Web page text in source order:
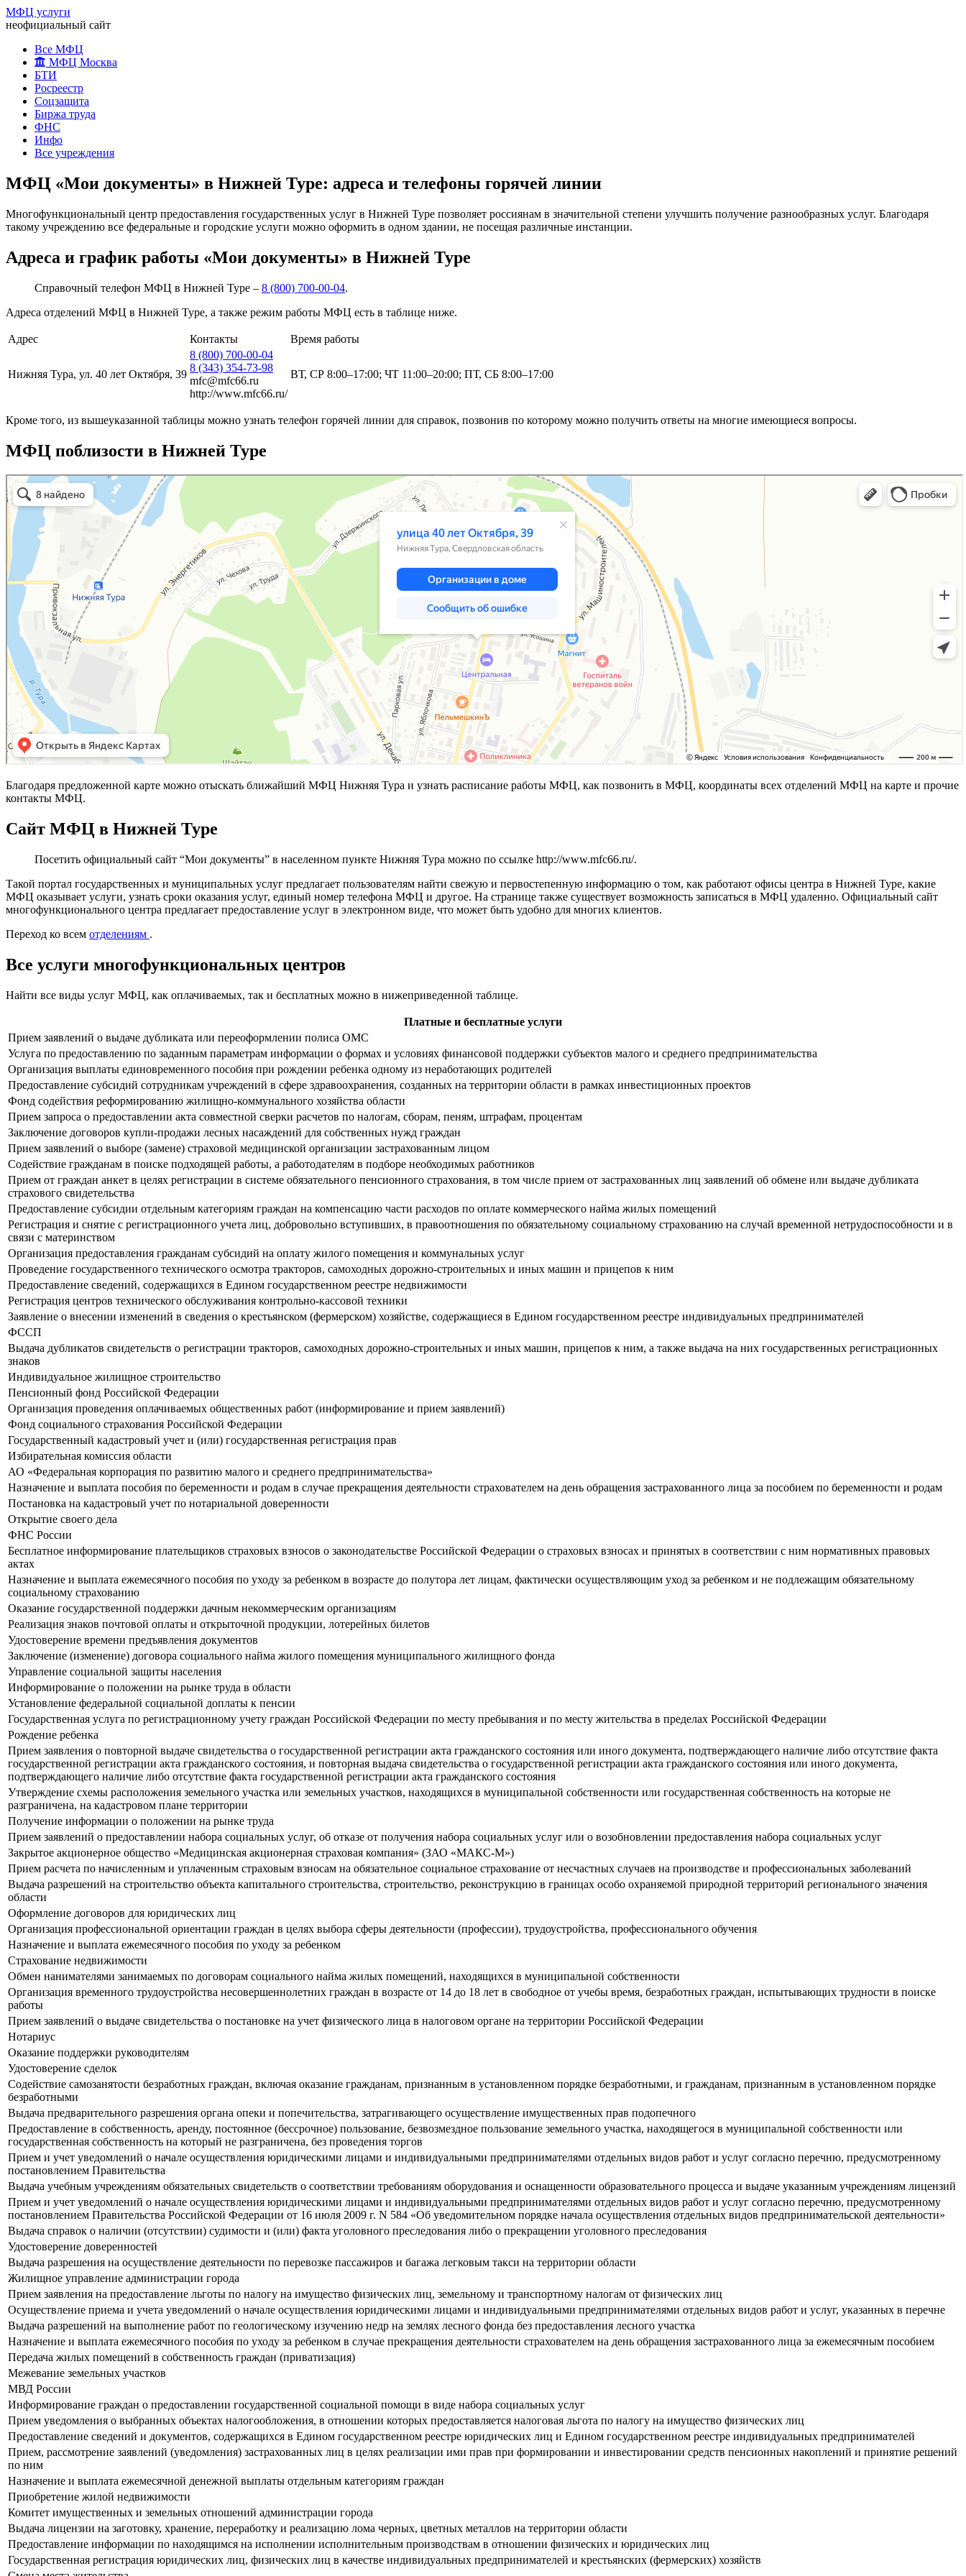
МФЦ услуги
неофициальный сайт
Все МФЦ
МФЦ Москва
БТИ
Росреестр
Соцзащита
Биржа труда
ФНС
Инфо
Все учреждения
МФЦ «Мои документы» в Нижней Туре: адреса и телефоны горячей линии
Многофункциональный центр предоставления государственных услуг в Нижней Туре позволяет россиянам в значительной степени улучшить получение разнообразных услуг. Благодаря
такому учреждению все федеральные и городские услуги можно оформить в одном здании, не посещая различные инстанции.
Адреса и график работы «Мои документы» в Нижней Туре
Справочный телефон МФЦ в Нижней Туре – 8 (800) 700-00-04.
Адреса отделений МФЦ в Нижней Туре, а также режим работы МФЦ есть в таблице ниже.
Адрес Контакты Время работы
Нижняя Тура, ул. 40 лет Октября, 39
8 (800) 700-00-04
8 (343) 354-73-98
mfc@mfc66.ru
http://www.mfc66.ru/
ВТ, СР 8:00–17:00; ЧТ 11:00–20:00; ПТ, СБ 8:00–17:00
Кроме того, из вышеуказанной таблицы можно узнать телефон горячей линии для справок, позвонив по которому можно получить ответы на многие имеющиеся вопросы.
МФЦ поблизости в Нижней Туре
Благодаря предложенной карте можно отыскать ближайший МФЦ Нижняя Тура и узнать расписание работы МФЦ, как позвонить в МФЦ, координаты всех отделений МФЦ на карте и прочие
контакты МФЦ.
Сайт МФЦ в Нижней Туре
Посетить официальный сайт “Мои документы” в населенном пункте Нижняя Тура можно по ссылке http://www.mfc66.ru/.
Такой портал государственных и муниципальных услуг предлагает пользователям найти свежую и первостепенную информацию о том, как работают офисы центра в Нижней Туре, какие
МФЦ оказывает услуги, узнать сроки оказания услуг, единый номер телефона МФЦ и другое. На странице также существует возможность записаться в МФЦ удаленно. Официальный сайт
многофункционального центра предлагает предоставление услуг в электронном виде, что может быть удобно для многих клиентов.
Переход ко всем отделениям .
Все услуги многофункциональных центров
Найти все виды услуг МФЦ, как оплачиваемых, так и бесплатных можно в нижеприведенной таблице.
Платные и бесплатные услуги
Прием заявлений о выдаче дубликата или переоформлении полиса ОМС
Услуга по предоставлению по заданным параметрам информации о формах и условиях финансовой поддержки субъектов малого и среднего предпринимательства
Организация выплаты единовременного пособия при рождении ребенка одному из неработающих родителей
Предоставление субсидий сотрудникам учреждений в сфере здравоохранения, созданных на территории области в рамках инвестиционных проектов
Фонд содействия реформированию жилищно-коммунального хозяйства области
Прием запроса о предоставлении акта совместной сверки расчетов по налогам, сборам, пеням, штрафам, процентам
Заключение договоров купли-продажи лесных насаждений для собственных нужд граждан
Прием заявлений о выборе (замене) страховой медицинской организации застрахованным лицом
Содействие гражданам в поиске подходящей работы, а работодателям в подборе необходимых работников
Прием от граждан анкет в целях регистрации в системе обязательного пенсионного страхования, в том числе прием от застрахованных лиц заявлений об обмене или выдаче дубликата
страхового свидетельства
Предоставление субсидии отдельным категориям граждан на компенсацию части расходов по оплате коммерческого найма жилых помещений
Регистрация и снятие с регистрационного учета лиц, добровольно вступивших, в правоотношения по обязательному социальному страхованию на случай временной нетрудоспособности и в
связи с материнством
Организация предоставления гражданам субсидий на оплату жилого помещения и коммунальных услуг
Проведение государственного технического осмотра тракторов, самоходных дорожно-строительных и иных машин и прицепов к ним
Предоставление сведений, содержащихся в Едином государственном реестре недвижимости
Регистрация центров технического обслуживания контрольно-кассовой техники
Заявление о внесении изменений в сведения о крестьянском (фермерском) хозяйстве, содержащиеся в Едином государственном реестре индивидуальных предпринимателей
ФССП
Выдача дубликатов свидетельств о регистрации тракторов, самоходных дорожно-строительных и иных машин, прицепов к ним, а также выдача на них государственных регистрационных
знаков
Индивидуальное жилищное строительство
Пенсионный фонд Российской Федерации
Организация проведения оплачиваемых общественных работ (информирование и прием заявлений)
Фонд социального страхования Российской Федерации
Государственный кадастровый учет и (или) государственная регистрация прав
Избирательная комиссия области
АО «Федеральная корпорация по развитию малого и среднего предпринимательства»
Назначение и выплата пособия по беременности и родам в случае прекращения деятельности страхователем на день обращения застрахованного лица за пособием по беременности и родам
Постановка на кадастровый учет по нотариальной доверенности
Открытие своего дела
ФНС России
Бесплатное информирование плательщиков страховых взносов о законодательстве Российской Федерации о страховых взносах и принятых в соответствии с ним нормативных правовых
актах
Назначение и выплата ежемесячного пособия по уходу за ребенком в возрасте до полутора лет лицам, фактически осуществляющим уход за ребенком и не подлежащим обязательному
социальному страхованию
Оказание государственной поддержки дачным некоммерческим организациям
Реализация знаков почтовой оплаты и открыточной продукции, лотерейных билетов
Удостоверение времени предъявления документов
Заключение (изменение) договора социального найма жилого помещения муниципального жилищного фонда
Управление социальной защиты населения
Информирование о положении на рынке труда в области
Установление федеральной социальной доплаты к пенсии
Государственная услуга по регистрационному учету граждан Российской Федерации по месту пребывания и по месту жительства в пределах Российской Федерации
Рождение ребенка
Прием заявления о повторной выдаче свидетельства о государственной регистрации акта гражданского состояния или иного документа, подтверждающего наличие либо отсутствие факта
государственной регистрации акта гражданского состояния, и повторная выдача свидетельства о государственной регистрации акта гражданского состояния или иного документа,
подтверждающего наличие либо отсутствие факта государственной регистрации акта гражданского состояния
Утверждение схемы расположения земельного участка или земельных участков, находящихся в муниципальной собственности или государственная собственность на которые не
разграничена, на кадастровом плане территории
Получение информации о положении на рынке труда
Прием заявлений о предоставлении набора социальных услуг, об отказе от получения набора социальных услуг или о возобновлении предоставления набора социальных услуг
Закрытое акционерное общество «Медицинская акционерная страховая компания» (ЗАО «МАКС-М»)
Прием расчета по начисленным и уплаченным страховым взносам на обязательное социальное страхование от несчастных случаев на производстве и профессиональных заболеваний
Выдача разрешений на строительство объекта капитального строительства, строительство, реконструкцию в границах особо охраняемой природной территорий регионального значения
области
Оформление договоров для юридических лиц
Организация профессиональной ориентации граждан в целях выбора сферы деятельности (профессии), трудоустройства, профессионального обучения
Назначение и выплата ежемесячного пособия по уходу за ребенком
Страхование недвижимости
Обмен нанимателями занимаемых по договорам социального найма жилых помещений, находящихся в муниципальной собственности
Организация временного трудоустройства несовершеннолетних граждан в возрасте от 14 до 18 лет в свободное от учебы время, безработных граждан, испытывающих трудности в поиске
работы
Прием заявлений о выдаче свидетельства о постановке на учет физического лица в налоговом органе на территории Российской Федерации
Нотариус
Оказание поддержки руководителям
Удостоверение сделок
Содействие самозанятости безработных граждан, включая оказание гражданам, признанным в установленном порядке безработными, и гражданам, признанным в установленном порядке
безработными
Выдача предварительного разрешения органа опеки и попечительства, затрагивающего осуществление имущественных прав подопечного
Предоставление в собственность, аренду, постоянное (бессрочное) пользование, безвозмездное пользование земельного участка, находящегося в муниципальной собственности или
государственная собственность на который не разграничена, без проведения торгов
Прием и учет уведомлений о начале осуществления юридическими лицами и индивидуальными предпринимателями отдельных видов работ и услуг согласно перечню, предусмотренному
постановлением Правительства
Выдача учебным учреждениям обязательных свидетельств о соответствии требованиям оборудования и оснащенности образовательного процесса и выдаче указанным учреждениям лицензий
Прием и учет уведомлений о начале осуществления юридическими лицами и индивидуальными предпринимателями отдельных видов работ и услуг согласно перечню, предусмотренному
постановлением Правительства Российской Федерации от 16 июля 2009 г. N 584 «Об уведомительном порядке начала осуществления отдельных видов предпринимательской деятельности»
Выдача справок о наличии (отсутствии) судимости и (или) факта уголовного преследования либо о прекращении уголовного преследования
Удостоверение доверенностей
Выдача разрешения на осуществление деятельности по перевозке пассажиров и багажа легковым такси на территории области
Жилищное управление администрации города
Прием заявления на предоставление льготы по налогу на имущество физических лиц, земельному и транспортному налогам от физических лиц
Осуществление приема и учета уведомлений о начале осуществления юридическими лицами и индивидуальными предпринимателями отдельных видов работ и услуг, указанных в перечне
Выдача разрешений на выполнение работ по геологическому изучению недр на землях лесного фонда без предоставления лесного участка
Назначение и выплата ежемесячного пособия по уходу за ребенком в случае прекращения деятельности страхователем на день обращения застрахованного лица за ежемесячным пособием
Передача жилых помещений в собственность граждан (приватизация)
Межевание земельных участков
МВД России
Информирование граждан о предоставлении государственной социальной помощи в виде набора социальных услуг
Прием уведомления о выбранных объектах налогообложения, в отношении которых предоставляется налоговая льгота по налогу на имущество физических лиц
Предоставление сведений и документов, содержащихся в Едином государственном реестре юридических лиц и Едином государственном реестре индивидуальных предпринимателей
Прием, рассмотрение заявлений (уведомления) застрахованных лиц в целях реализации ими прав при формировании и инвестировании средств пенсионных накоплений и принятие решений
по ним
Назначение и выплата ежемесячной денежной выплаты отдельным категориям граждан
Приобретение жилой недвижимости
Комитет имущественных и земельных отношений администрации города
Выдача лицензии на заготовку, хранение, переработку и реализацию лома черных, цветных металлов на территории области
Предоставление информации по находящимся на исполнении исполнительным производствам в отношении физических и юридических лиц
Государственная регистрация юридических лиц, физических лиц в качестве индивидуальных предпринимателей и крестьянских (фермерских) хозяйств